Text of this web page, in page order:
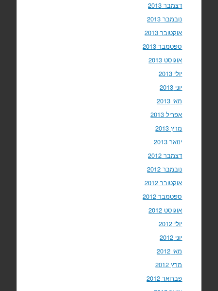
דצמבר 2013
נובמבר 2013
אוקטובר 2013
ספטמבר 2013
אוגוסט 2013
יולי 2013
יוני 2013
מאי 2013
אפריל 2013
מרץ 2013
ינואר 2013
דצמבר 2012
נובמבר 2012
אוקטובר 2012
ספטמבר 2012
אוגוסט 2012
יולי 2012
יוני 2012
מאי 2012
מרץ 2012
פברואר 2012